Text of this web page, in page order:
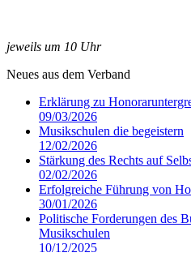
jeweils um 10 Uhr
Neues aus dem Verband
Erklärung zu
09/03/2026
Musikschulen die begeistern
12/02/2026
Stärkung des Rechts auf
02/02/2026
Erfolgreiche Führung von
30/01/2026
Politische Forderungen des
Musikschulen
10/12/2025